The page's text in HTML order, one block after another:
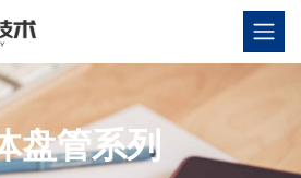
盘管系列